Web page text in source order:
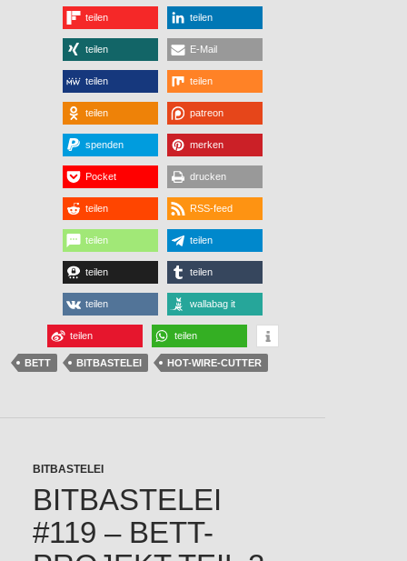
teilen teilen
teilen E-Mail
teilen teilen
teilen patreon
spenden merken
Pocket drucken
teilen RSS-feed
teilen teilen
teilen teilen
teilen wallabag it
teilen teilen
BETT BITBASTELEI HOT-WIRE-CUTTER
BITBASTELEI
BITBASTELEI
#119 – BETT-